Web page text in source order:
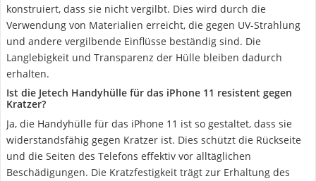
konstruiert, dass sie nicht vergilbt. Dies wird durch die
Verwendung von Materialien erreicht, die gegen UV-Strahlung
und andere vergilbende Einflüsse beständig sind. Die
Langlebigkeit und Transparenz der Hülle bleiben dadurch
erhalten.
Ist die Jetech Handyhülle für das iPhone 11 resistent gegen
Kratzer?
Ja, die Handyhülle für das iPhone 11 ist so gestaltet, dass sie
widerstandsfähig gegen Kratzer ist. Dies schützt die Rückseite
und die Seiten des Telefons effektiv vor alltäglichen
Beschädigungen. Die Kratzfestigkeit trägt zur Erhaltung des